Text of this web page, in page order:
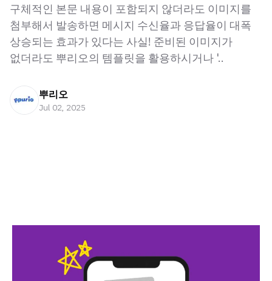
구체적인 본문 내용이 포함되지 않더라도 이미지를
첨부해서 발송하면 메시지 수신율과 응답율이 대폭
상승되는 효과가 있다는 사실! 준비된 이미지가
없더라도 뿌리오의 템플릿을 활용하시거나 '..
뿌리오
Jul 02, 2025